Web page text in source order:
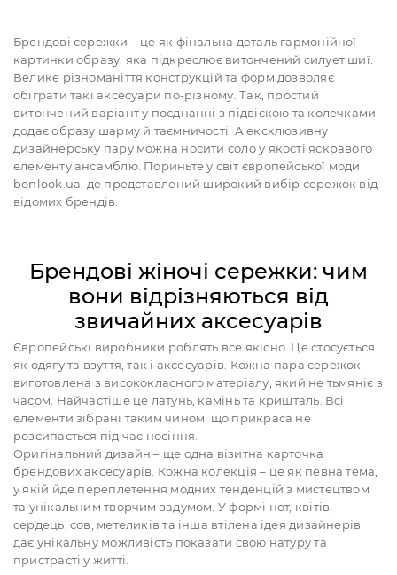
Брендові сережки – це як фінальна деталь гармонійної
картинки образу, яка підкреслює витончений силует шиї.
Велике різноманіття конструкцій та форм дозволяє
обіграти такі аксесуари по-різному. Так, простий
витончений варіант у поєднанні з підвіскою та колечками
додає образу шарму й таємничості. А ексклюзивну
дизайнерську пару можна носити соло у якості яскравого
елементу ансамблю. Пориньте у світ європейської моди
bonlook.ua, де представлений широкий вибір сережок від
відомих брендів.
Брендові жіночі сережки: чим
вони відрізняються від
звичайних аксесуарів
Європейські виробники роблять все якісно. Це стосується
як одягу та взуття, так і аксесуарів. Кожна пара сережок
виготовлена з висококласного матеріалу, який не тьмяніє з
часом. Найчастіше це латунь, камінь та кришталь. Всі
елементи зібрані таким чином, що прикраса не
розсипається під час носіння.
Оригінальний дизайн – ще одна візитна карточка
брендових аксесуарів. Кожна колекція – це як певна тема,
у якій йде переплетення модних тенденцій з мистецтвом
та унікальним творчим задумом. У формі нот, квітів,
сердець, сов, метеликів та інша втілена ідея дизайнерів
дає унікальну можливість показати свою натуру та
пристрасті у житті.